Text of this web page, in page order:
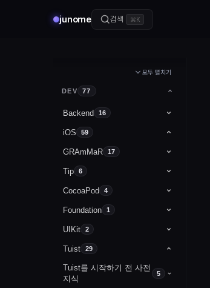
junome 검색 ⌘K
모두 펼치기
DEV 77
Backend 16
DB 13
데이터베이스의 개념 및 특징
파일시스템과 DBMS
SQL 내장함수
서브쿼리의 종류와 사용법
프로시저와 트리거 이해
정규화
Spring 3
@Controller, @RestController
Annotation 1
@RestControllerAdvice
ErRoR 1
war:exploded artifacts
iOS 59
GRAmMaR 17
dataType
Int
상수와 변수 선언
타입 애너테이션과 타입 추론
Float / Double
Boolean
if / switch
func ING
class / struct / enum
optional
typeCasting
Tip 6
앱 아이콘 설정하기
MAIN 제거 및 코드 베이스로 변경
xcode 캐싱 비우기
Xcode 단축키
lldb 기초
CocoaPod 4
오픈소스
MIT license
CocoaPods
CocoaPods 라이브러리 만들기
Foundation 1
UserDefaults
UIKit 2
UIViewController
UIView
Tuist 29
Tuist를 시작하기 전 사전
지식
5